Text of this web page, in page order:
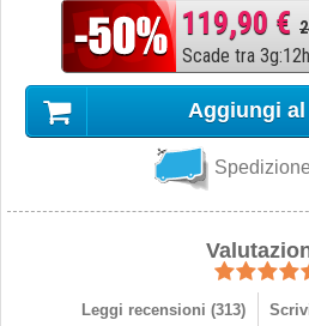
119,90 €
Scade tra 3g:12h
Aggiungi
Leggi recensioni (313)